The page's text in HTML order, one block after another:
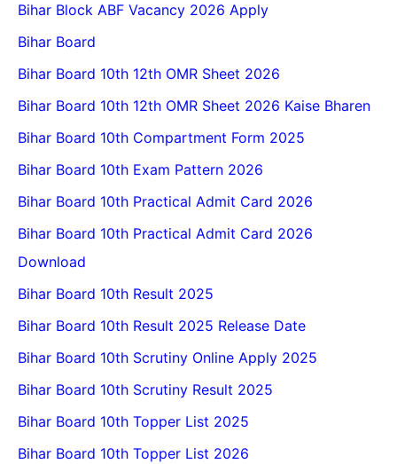
Bihar Block ABF Vacancy 2026 Apply
Bihar Board
Bihar Board 10th 12th OMR Sheet 2026
Bihar Board 10th 12th OMR Sheet 2026 Kaise Bharen
Bihar Board 10th Compartment Form 2025
Bihar Board 10th Exam Pattern 2026
Bihar Board 10th Practical Admit Card 2026
Bihar Board 10th Practical Admit Card 2026
Download
Bihar Board 10th Result 2025
Bihar Board 10th Result 2025 Release Date
Bihar Board 10th Scrutiny Online Apply 2025
Bihar Board 10th Scrutiny Result 2025
Bihar Board 10th Topper List 2025
Bihar Board 10th Topper List 2026